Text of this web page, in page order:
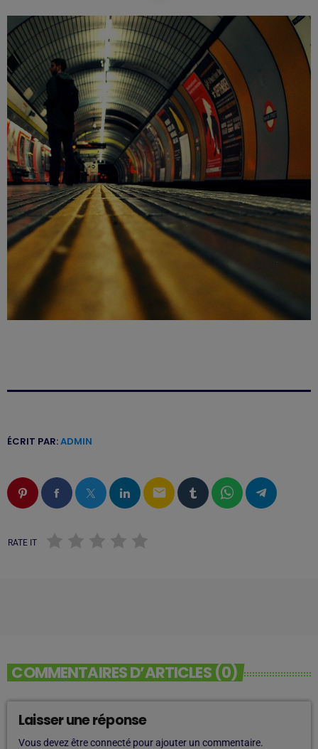
ÉCRIT PAR:ADMIN
email
RATE IT
COMMENTAIRES D’ARTICLES (0)
Laisser une réponse
Vous devez être connecté pour ajouter un commentaire.